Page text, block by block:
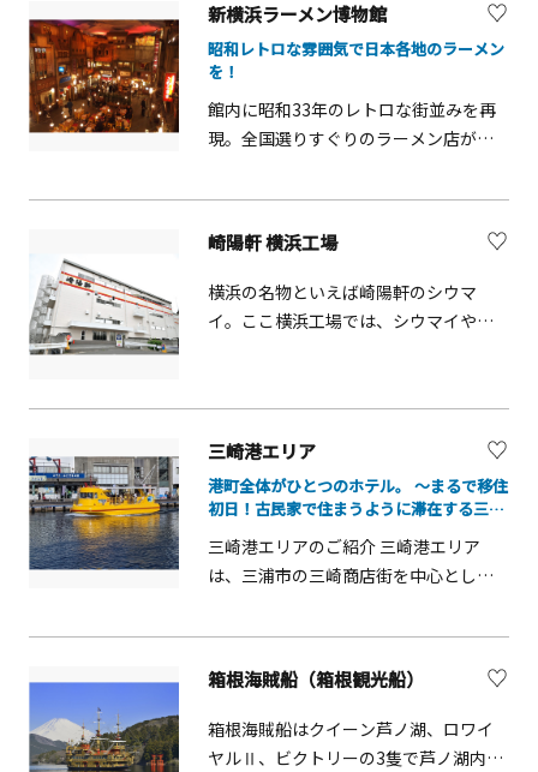
ストが美しく、フォトスポットとして
人気です。 &nbsp; 例年8月上旬～中旬
に見頃を迎え、お盆の時期には「座間
市ひまわりまつり」が開催されます。
模擬店で地元のグルメを堪能しつつ、
ひまわりの切り花や農産物の販売、ア
ユのつかみ取りなどイベントも盛りだ
くさん！メインの座間会場から離れた
四ツ谷会場でもひまわりの鑑賞が可能
です。 &nbsp; また、早朝や夕方に訪れ
新横浜ラーメン博物館
昭和レトロな雰囲気で日本各地のラーメン
を！
館内に昭和33年のレトロな街並みを再
現。全国選りすぐりのラーメン店が軒
るミュージアムのほか、お好きな麺、
せて自分だけのオリジナルカップラー
メンを作れる「ラー博スゴメンラボ」
や古代小麦と呼ばれる「スペルト小
ちなんだ面白グッズなどが購入できる
崎陽軒 横浜工場
横浜の名物といえば崎陽軒のシウマ
イ。ここ横浜工場では、シウマイやお
本で人気の「駅弁」の歴史や、人気の
シウマイ弁当のひみつを知ることがで
きます。また、ガラス越しに貴重な製
造工程も見ることができます。ここで
しか体験できないことを皆で楽しんで
ください。また、工場内にはプチミュ
ージアムショップがあり、できたての
入できたりします。
三崎港エリア
港町全体がひとつのホテル。 ～まるで移住
初日！古民家で住まうように滞在する三崎
三崎港エリアのご紹介 三崎港エリア
は、三浦市の三崎商店街を中心とし
の歴史や文化を学べる神社や、三浦半
野菜や新鮮な魚介類、地域の名産が揃
う海の駅などによる、三崎の魅力を活
かしたおもてなしが楽しめるエリアで
箱根海賊船（箱根観光船）
箱根海賊船はクイーン芦ノ湖、ロワイ
ヤルⅡ、ビクトリーの3隻で芦ノ湖内を